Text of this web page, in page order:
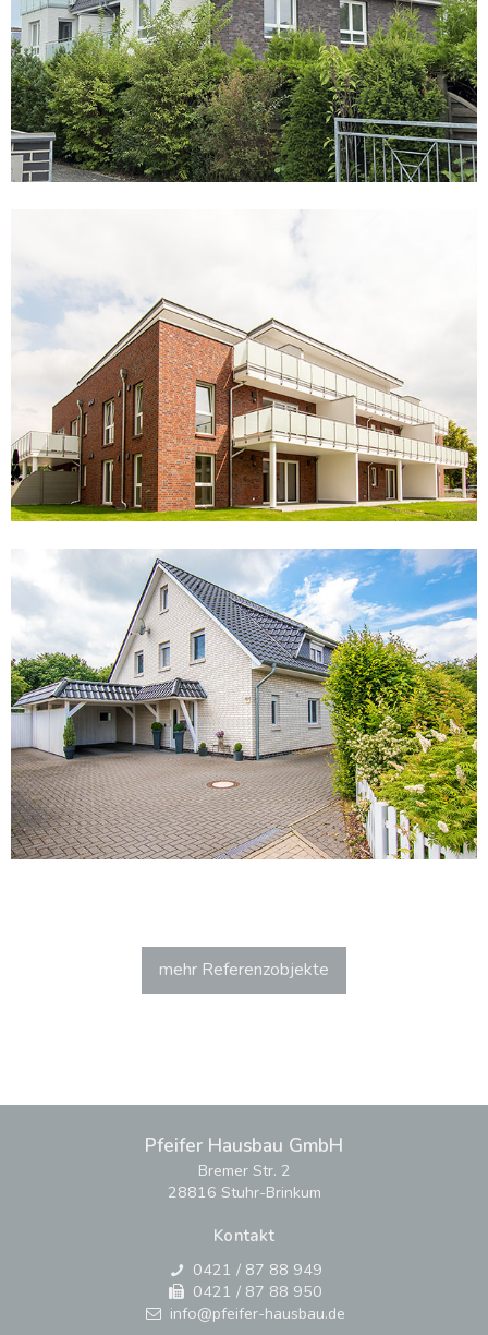
Mehrfamilienhaus mit 6 Wohneinheiten
Stuhr-Moordeich
Mehrfamilienhaus mit Tiefgarage
Stuhr
Stuhr
mehr Referenzobjekte
Pfeifer Hausbau GmbH
Bremer Str. 2
28816 Stuhr-Brinkum
Kontakt
0421 / 87 88 949
0421 / 87 88 950
info@pfeifer-hausbau.de